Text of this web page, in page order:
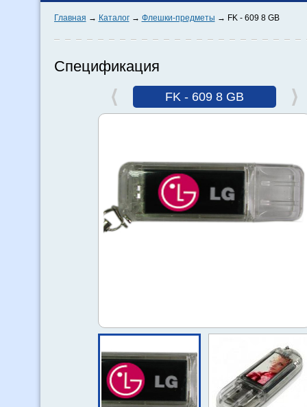
Главная Каталог Флешки-предметы FK - 609 8 GB
Спецификация
FK - 609 8 GB